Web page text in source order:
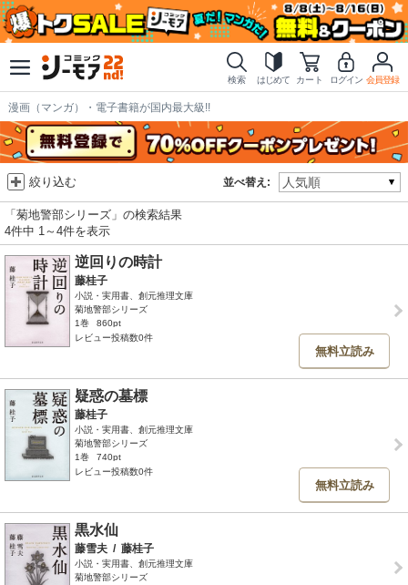
検索 はじめて カート ログイン 会員登録
漫画（マンガ）・電子書籍が国内最大級!!
並べ替え:
絞り込む
「菊地警部シリーズ」の検索結果
4件中 1～4件を表示
逆回りの時計
藤桂子
小説・実用書、創元推理文庫
菊地警部シリーズ
1巻
860pt
レビュー投稿数0件
無料立読み
疑惑の墓標
藤桂子
小説・実用書、創元推理文庫
菊地警部シリーズ
1巻
740pt
レビュー投稿数0件
無料立読み
黒水仙
藤雪夫 / 藤桂子
小説・実用書、創元推理文庫
菊地警部シリーズ